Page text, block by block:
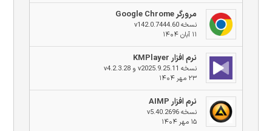
مرورگر Google Chrome
نسخه v142.0.7444.60
۱۱ آبان ۱۴۰۴
نرم افزار KMPlayer
نسخه v2025.9.25.11 و v4.2.3.28
۲۳ مهر ۱۴۰۴
نرم افزار AIMP
نسخه v5.40.2696
۱۵ مهر ۱۴۰۴